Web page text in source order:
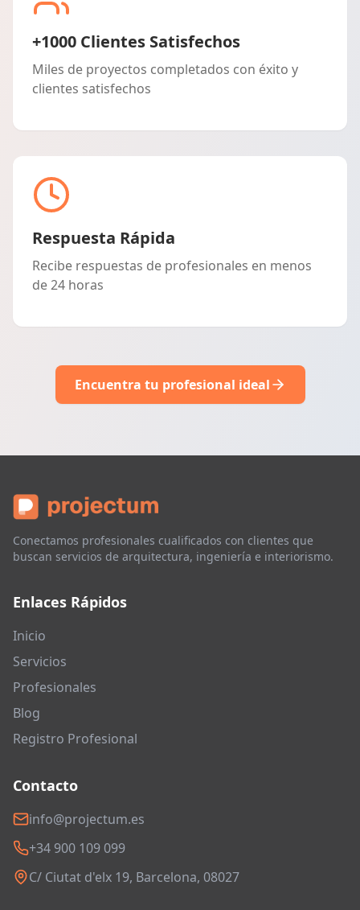
+1000 Clientes Satisfechos
Miles de proyectos completados con éxito y
clientes satisfechos
Respuesta Rápida
Recibe respuestas de profesionales en menos
de 24 horas
Encuentra tu profesional ideal
Conectamos profesionales cualificados con clientes que
buscan servicios de arquitectura, ingeniería e interiorismo.
Enlaces Rápidos
Inicio
Servicios
Profesionales
Blog
Registro Profesional
Contacto
info@projectum.es
+34 900 109 099
C/ Ciutat d'elx 19, Barcelona, 08027